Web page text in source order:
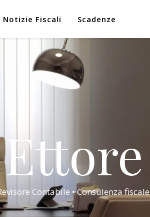
Notizie Fiscali Scadenze
Contabile • Consulenza